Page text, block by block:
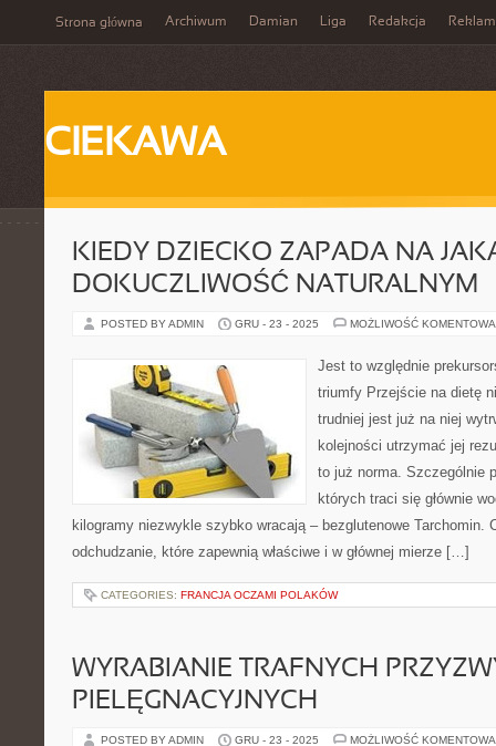
Strona główna Archiwum Damian Liga Redakcja
CIEKAWA
KIEDY DZIECKO ZAPADA NA
DOKUCZLIWOŚĆ NATURALNYM
POSTED BY ADMIN GRU - 23 - 2025 MOŻLIWOŚĆ
Jest to względnie
triumfy Przejście na dietę
trudniej jest już na niej
kolejności utrzymać jej
to już norma. Szczególnie
których traci się głównie
kilogramy niezwykle szybko wracają – bezglutenowe Tarchomin.
odchudzanie, które zapewnią właściwe i w głównej mierze […]
CATEGORIES: FRANCJA OCZAMI POLAKÓW
WYRABIANIE TRAFNYCH
PIELĘGNACYJNYCH
POSTED BY ADMIN GRU - 23 - 2025 MOŻLIWOŚĆ